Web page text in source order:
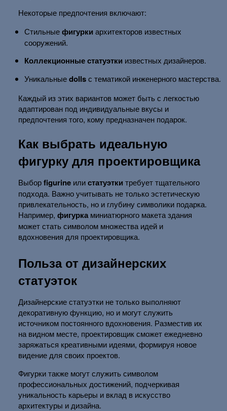
Некоторые предпочтения включают:
Стильныефигуркиархитекторов известных
сооружений.
Коллекционные статуэтки известных дизайнеров.
Уникальныеdollsс тематикой инженерного мастерства.
Каждый из этих вариантов может быть с легкостью
адаптирован под индивидуальные вкусы и
предпочтения того, кому предназначен подарок.
Как выбрать идеальную
фигурку для проектировщика
Выборfigurine илистатуэткитребует тщательного
подхода. Важно учитывать не только эстетическую
привлекательность, но и глубину символики подарка.
Например, фигурка миниатюрного макета здания
может стать символом множества идей и
вдохновения для проектировщика.
Польза от дизайнерских
статуэток
Дизайнерские статуэтки не только выполняют
декоративную функцию, но и могут служить
источником постоянного вдохновения. Разместив их
на видном месте, проектировщик сможет ежедневно
заряжаться креативными идеями, формируя новое
видение для своих проектов.
Фигурки также могут служить символом
профессиональных достижений, подчеркивая
уникальность карьеры и вклад в искусство
архитектуры и дизайна.